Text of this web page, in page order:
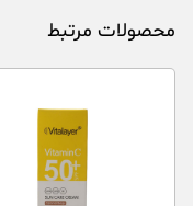
محصولات مرتبط